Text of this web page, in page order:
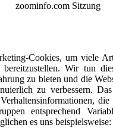
zoominfo.com Sitzung
Cookies, um viele
bereitzustellen. Wir tun
zu bieten und die
zu verbessern.
die
entsprechend
es uns beispielsweise: